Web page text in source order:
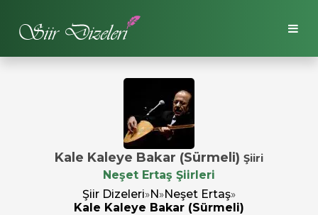
Kale Kaleye Bakar (Sürmeli) Şiiri
Neşet Ertaş Şiirleri
Şiir Dizeleri»N»Neşet Ertaş»
Kale Kaleye Bakar (Sürmeli)